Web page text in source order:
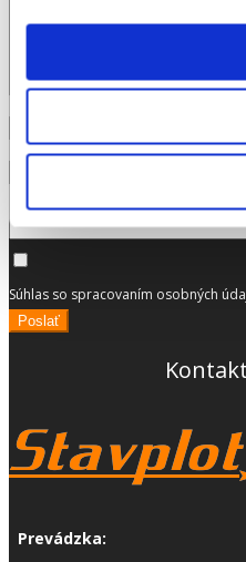
Telefón
Súhlas so spracovaním osobných
Poslať
Prevádzka: